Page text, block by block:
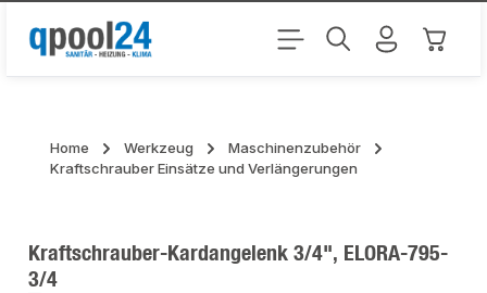
Zum Hauptinhalt springen
Home Werkzeug
Maschinenzubehör
Kraftschrauber Einsätze und Verlängerungen
Kraftschrauber-Kardangelenk 3/4", ELORA-795-
3/4